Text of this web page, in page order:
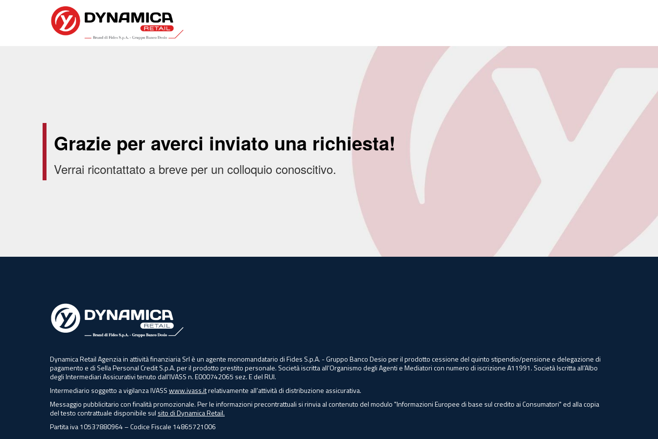
Grazie per averci inviato una richiesta!
Verrai ricontattato a breve per un colloquio conoscitivo.
Dynamica Retail Agenzia in attività finanziaria Srl è un agente monomandatario di Fides S.p.A. - Gruppo Banco Desio per il prodotto cessione del quinto stipendio/pensione e delegazione di
pagamento e di Sella Personal Credit S.p.A. per il prodotto prestito personale. Società iscritta all’Organismo degli Agenti e Mediatori con numero di iscrizione A11991. Società Iscritta all’Albo
degli Intermediari Assicurativi tenuto dall’IVASS n. E000742065 sez. E del RUI.
Intermediario soggetto a vigilanza IVASSwww.ivass.itrelativamente all’attività di distribuzione assicurativa.
Messaggio pubblicitario con finalità promozionale. Per le informazioni precontrattuali si rinvia al contenuto del modulo "Informazioni Europee di base sul credito ai Consumatori" ed alla copia
del testo contrattuale disponibile sul sito di Dynamica Retail.
Partita iva 10537880964 – Codice Fiscale 14865721006